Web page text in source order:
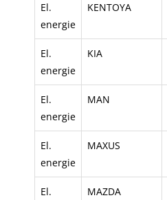
El.
energie
KENTOYA
El.
energie
KIA
El.
energie
MAN
El.
energie
MAXUS
El.
MAZDA